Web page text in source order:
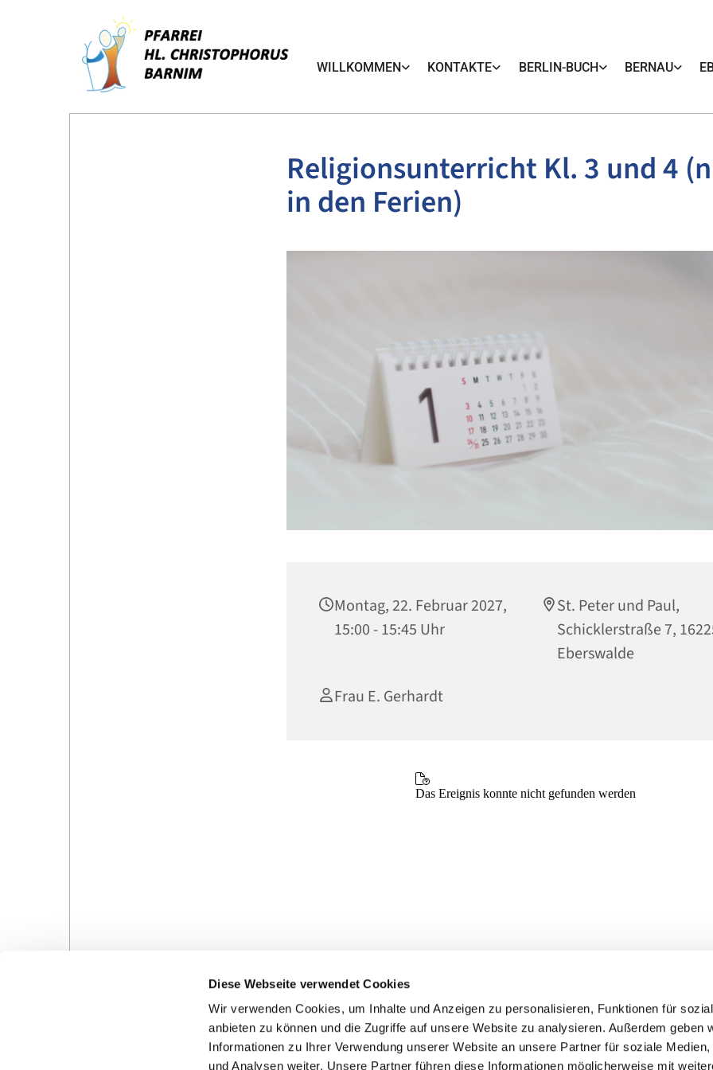
Diese Webseite verwendet Cookies
Wir verwenden Cookies, um Inhalte und Anzeigen zu personalisieren, Funktionen für
anbieten zu können und die Zugriffe auf unsere Website zu analysieren. Außerdem geben
Informationen zu Ihrer Verwendung unserer Website an unsere Partner für soziale Medien,
und Analysen weiter. Unsere Partner führen diese Informationen möglicherweise mit
WILLKOMMEN KONTAKTE BERLIN-BUCH BERNAU
Religionsunterricht Kl. 3 und 4
in den Ferien)
Montag, 22. Februar 2027,
15:00 - 15:45 Uhr
St. Peter und Paul,
Schicklerstraße 7,
Eberswalde
Frau E. Gerhardt